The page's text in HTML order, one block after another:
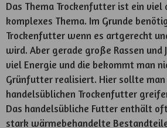
Das Thema Trockenfutter ist ein
komplexes Thema. Im Grunde
Trockenfutter wenn es artgerecht
wird. Aber gerade große Rassen und
viel Energie und die bekommt man
Grünfutter realisiert. Hier sollte
handelsüblichen Trockenfutter
Das handelsübliche Futter enthält
stark wärmebehandelte